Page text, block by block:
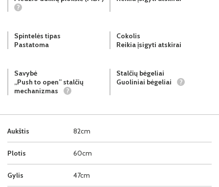
Aukštis 82cm
Plotis 60cm
Gylis 47cm
?
Spintelės tipas
Pastatoma
Cokolis
Reikia įsigyti atskirai
Savybė
„Push to open” stalčių
mechanizmas
?
Stalčių bėgeliai
Guoliniai bėgeliai
?